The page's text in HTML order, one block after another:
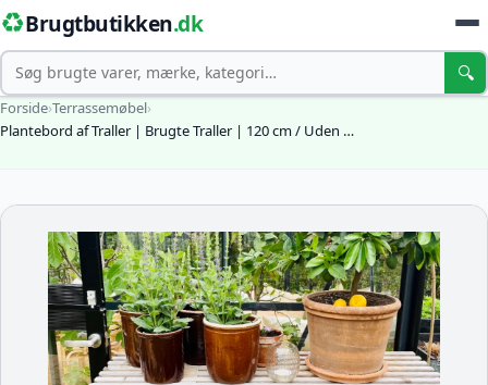
♻️Brugtbutikken.dk
Søg 🔍
Forside›Terrassemøbel›
Plantebord af Traller | Brugte Traller | 120 cm / Uden …